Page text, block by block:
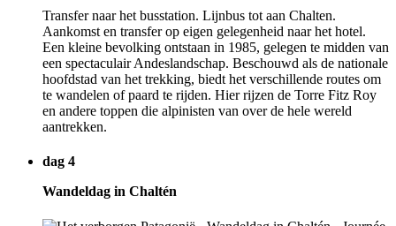
Transfer naar het busstation. Lijnbus tot aan Chalten.
Aankomst en transfer op eigen gelegenheid naar het hotel.
Een kleine bevolking ontstaan in 1985, gelegen te midden van
een spectaculair Andeslandschap. Beschouwd als de nationale
hoofdstad van het trekking, biedt het verschillende routes om
te wandelen of paard te rijden. Hier rijzen de Torre Fitz Roy
en andere toppen die alpinisten van over de hele wereld
aantrekken.
dag 4
Wandeldag in Chaltén